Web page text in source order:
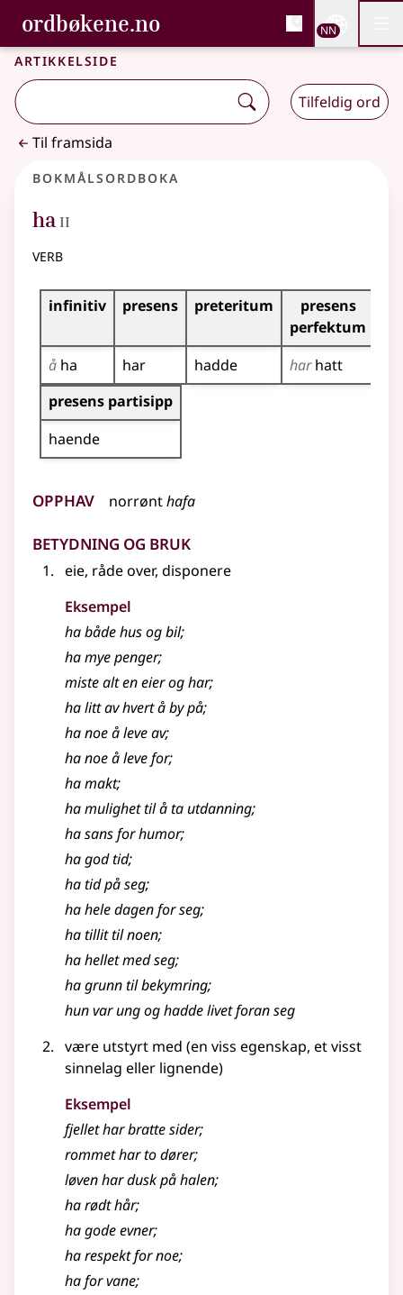
Gå til hovudinnhald
Tilgjenge
ordbøkene.no, Bokmålsordboka og
Bokmålsordboka og Nynorskordboka
NN
Artikkelside
Tilfeldig ord
Til framsida
Bokmålsordboka
ha 2
II
verb
Bøyingstabell for dette verbet
infinitiv presens preteritum
presens
perfektum
å ha har hadde harhatt
Bøyingstabell for dette verbet (partisippformer)
presens partisipp
haende
Opphav norrønthafa
Betydning og bruk
eie, råde over, disponere
Eksempel
ha både hus og bil;
ha mye penger;
miste alt en eier og har;
ha litt av hvert å by på;
ha noe å leve av;
ha noe å leve for;
ha makt;
ha mulighet til å ta utdanning;
ha sans for humor;
ha god tid;
ha tid på seg;
ha hele dagen for seg;
ha tillit til noen;
ha hellet med seg;
ha grunn til bekymring;
hun var ung og hadde livet foran seg
være utstyrt med (en viss egenskap, et visst
sinnelag eller lignende)
Eksempel
fjellet har bratte sider;
rommet har to dører;
løven har dusk på halen;
ha rødt hår;
ha gode evner;
ha respekt for noe;
ha for vane;